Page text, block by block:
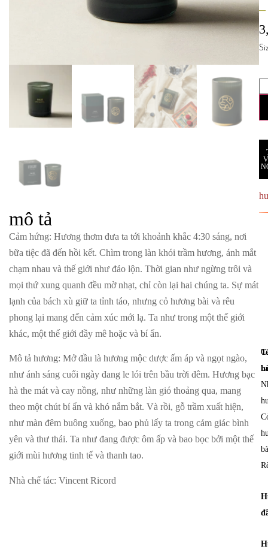
mô tả
Cảm hứng: Hương thơm đưa ta tới khoảnh khắc 4:30 sáng, nơi
bữa tiệc đã đến hồi kết. Chìm trong làn khói trầm hương, ánh mắt
chạm nhau và thế giới như đảo lộn. Thời gian như ngừng trôi và
mọi thứ xung quanh đều mờ nhạt, chỉ còn lại hai chúng ta. Sự mát
lạnh của bách xù giữ ta tỉnh táo, nhưng cỏ hương bài và rêu
phong lại mang đến cảm xúc mới lạ. Ta như trong một thế giới
khác, một thế giới đầy mê hoặc và bí ẩn.
Mô tả hương: Mở đầu là hương mộc dược ấm áp và ngọt ngào,
như ánh sáng cuối ngày đang le lói trên bầu trời đêm. Hương bạc
hà the mát và cay nồng, như những làn gió thoảng qua, mang
theo một chút bí ẩn và khó nắm bắt. Và rồi, gỗ trầm xuất hiện,
như màn đêm buông xuống, bao phủ lấy ta trong cảm giác bình
yên và thư thái. Ta như đang được ôm ấp và bao bọc bởi một thế
giới mùi hương tinh tế và thanh tao.
Nhà chế tác: Vincent Ricord
–